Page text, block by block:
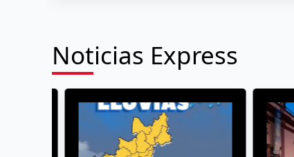
Noticias Express